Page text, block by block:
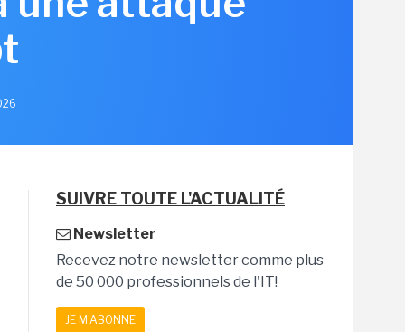
SUIVRE TOUTE L'ACTUALITÉ
Newsletter
Recevez notre newsletter comme plus
de 50 000 professionnels de l'IT!
JE M'ABONNE